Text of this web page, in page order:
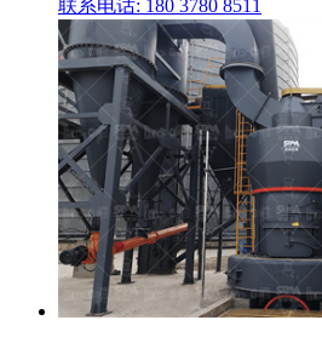
联系电话: 180 3780 8511